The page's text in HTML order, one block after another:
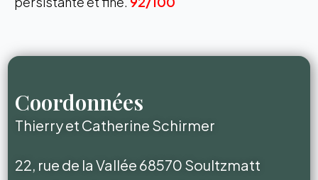
Coordonnées
Thierry et Catherine Schirmer
22, rue de la Vallée 68570 Soultzmatt